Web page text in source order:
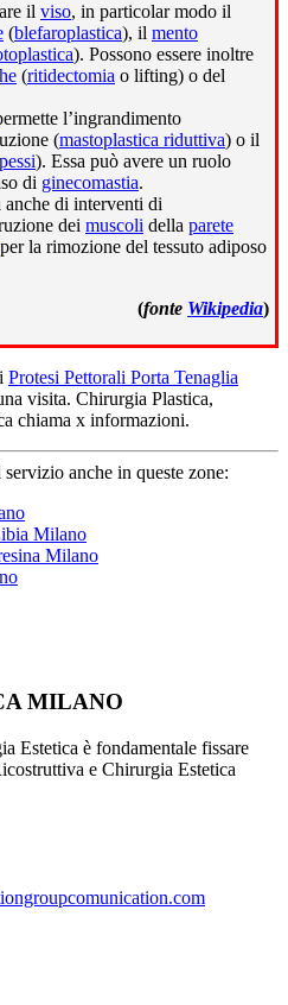
il viso, in particolar modo il
(blefaroplastica), il mento
). Possono essere inoltre
(ritidectomia o lifting) o del
l’ingrandimento
(mastoplastica riduttiva) o il
). Essa può avere un ruolo
di ginecomastia.
anche di interventi di
dei muscoli della parete
la rimozione del tessuto adiposo
(fonte Wikipedia)
Protesi Pettorali Porta Tenaglia
visita. Chirurgia Plastica,
chiama x informazioni.
anche in queste zone:
Milano
Milano
MILANO
Estetica è fondamentale fissare
e Chirurgia Estetica